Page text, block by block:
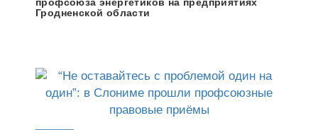
Гродненской области